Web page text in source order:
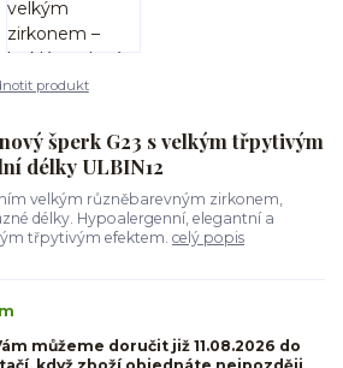
produkt
šperk G23 s velkým třpytivým
délky ULBIN12
velkým různěbarevným zirkonem,
délky. Hypoalergenní, elegantní a
třpytivým efektem. celý popis
můžeme doručit již 11.08.2026 do